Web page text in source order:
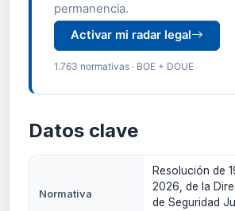
permanencia.
Activar mi radar legal
1.763 normativas · BOE + DOUE
Datos clave
Normativa
Resolución de
2026, de la
de Seguridad